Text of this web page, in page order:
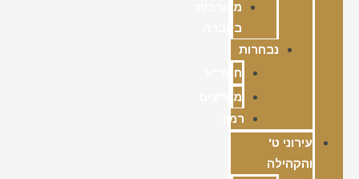
מעורבות
בחברה
נבחרות
חמד"ע
מש"צים
רמון
עירוני ט'
והקהילה